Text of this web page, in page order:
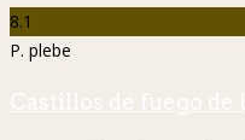
8.1
P. plebe
Castillos de fuego de